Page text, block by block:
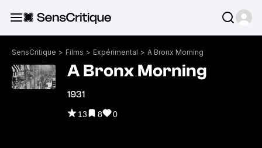
SensCritique > Films > Expérimental > A Bronx Morning
A Bronx Morning
1931
13 8 0